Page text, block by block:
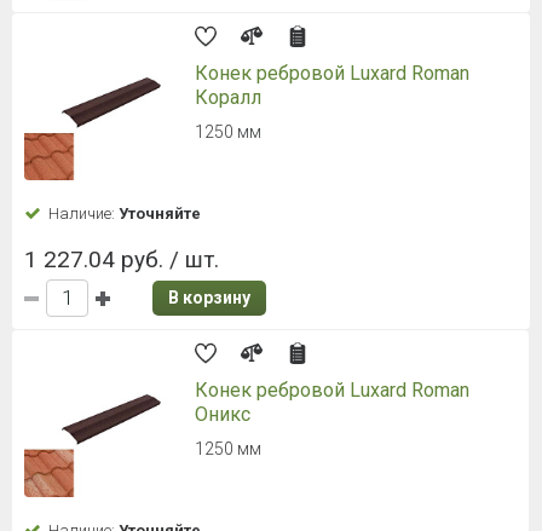
Конек ребровой Luxard Roman
Коралл
1250 мм
Наличие: Уточняйте
1 227.04 руб. / шт.
В корзину
Конек ребровой Luxard Roman
Оникс
1250 мм